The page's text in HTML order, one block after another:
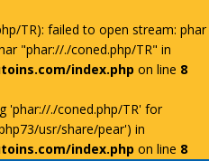
TR): failed to open stream: phar
"phar://./coned.php/TR" in
index.php on line 8
'phar://./coned.php/TR' for
usr/share/pear') in
index.php on line 8